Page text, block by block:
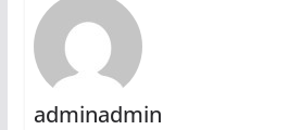
adminadmin